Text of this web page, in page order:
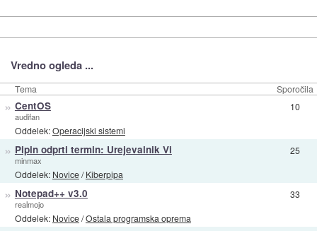
Vredno ogleda ...
Tema Sporočila
» CentOS
audifan
Oddelek:Operacijski sistemi
10
» Pipin odprti termin: Urejevalnik Vi
minmax
Oddelek: Novice/Kiberpipa
25
» Notepad++ v3.0
realmojo
Oddelek: Novice/Ostala programska oprema
33